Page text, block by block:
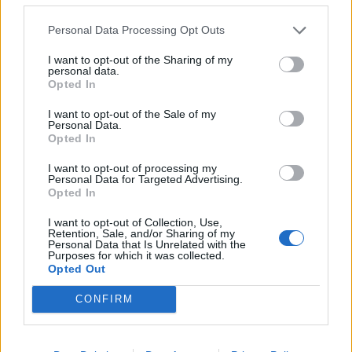
Personal Data Processing Opt Outs
I want to opt-out of the Sharing of my
personal data.
Opted In
I want to opt-out of the Sale of my
Personal Data.
Opted In
I want to opt-out of processing my
Personal Data for Targeted Advertising.
Opted In
I want to opt-out of Collection, Use,
Retention, Sale, and/or Sharing of my
Personal Data that Is Unrelated with the
Purposes for which it was collected.
Opted Out
CONFIRM
Handbol
El Centre d’Esports Tortosa sorprès per
part d’un rival que lluita per la
DEIXA UNA RESPOSTA